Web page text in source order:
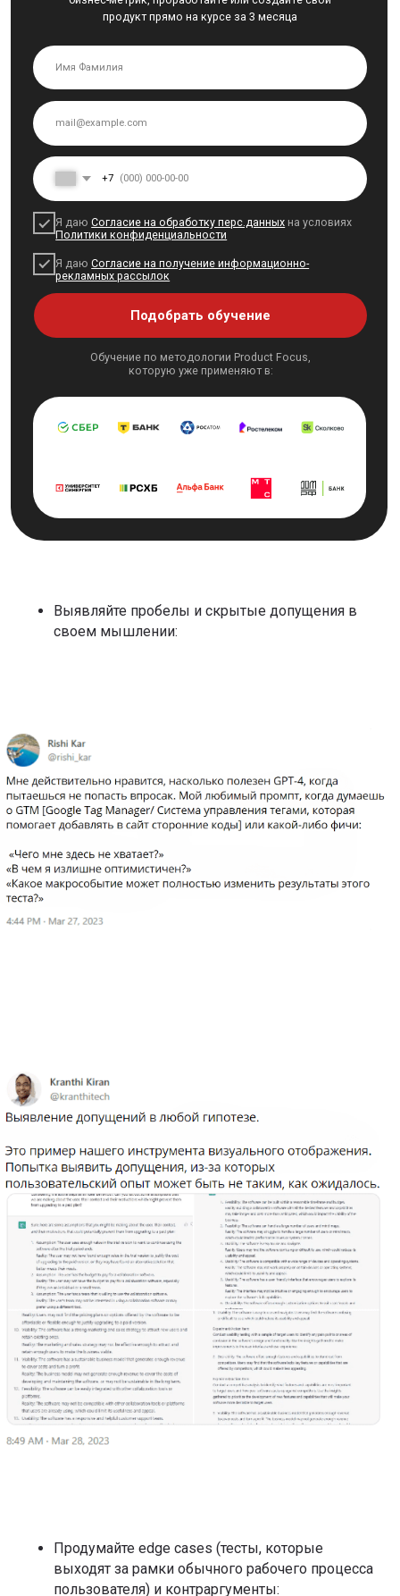
Выявляйте пробелы и скрытые допущения в
своем мышлении:
Продумайте edge cases (тесты, которые
выходят за рамки обычного рабочего процесса
пользователя) и контраргументы: